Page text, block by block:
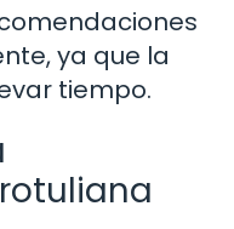
ya que la
tiempo.